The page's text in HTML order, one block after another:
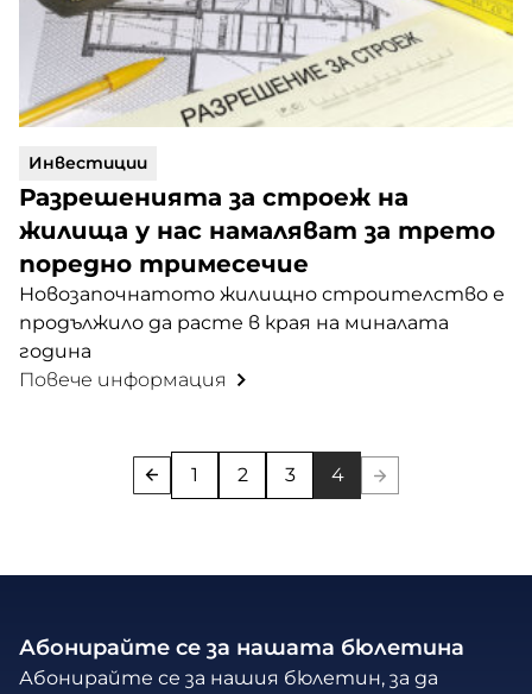
Инвестиции
Разрешенията за строеж на
жилища у нас намаляват за трето
поредно тримесечие
Новозапочнатото жилищно строителство е
продължило да расте в края на миналата
година
Повече информация
1 2 3 4
Абонирайте се за нашата бюлетина
Абонирайте се за нашия бюлетин, за да